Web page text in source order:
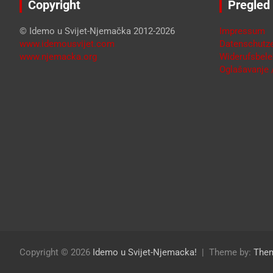
Copyright
© Idemo u Svijet-Njemačka 2012-2026
www.idemousvijet.com
www.njemacka.org
Pregled
Impressum
Copyright © 2026 Idemo u Svijet-Njemacka! Theme by: